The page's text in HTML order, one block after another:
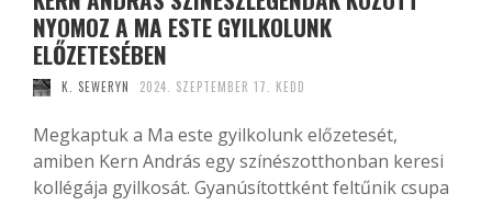
NYOMOZ A MA ESTE GYILKOLUNK
ELŐZETESÉBEN
K. SEWERYN 2024. SZEPTEMBER 17. KEDD
Megkaptuk a Ma este gyilkolunk előzetesét,
amiben Kern András egy színészotthonban keresi
kollégája gyilkosát. Gyanúsítottként feltűnik csupa